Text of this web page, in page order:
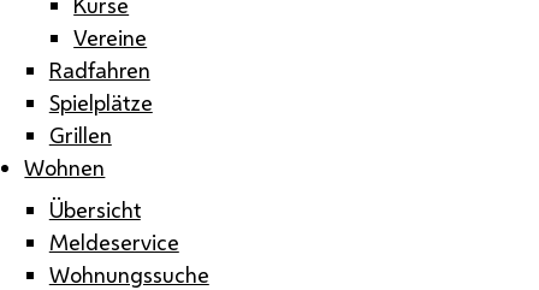
Vereine
Radfahren
Spielplätze
Grillen
Wohnen
Übersicht
Meldeservice
Wohnungssuche